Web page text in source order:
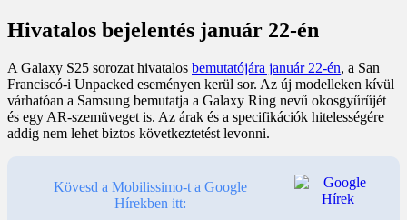
Hivatalos bejelentés január 22-én
A Galaxy S25 sorozat hivatalos bemutatójára január 22-én, a San
Franciscó-i Unpacked eseményen kerül sor. Az új modelleken kívül
várhatóan a Samsung bemutatja a Galaxy Ring nevű okosgyűrűjét
és egy AR-szemüveget is. Az árak és a specifikációk hitelességére
addig nem lehet biztos következtetést levonni.
Kövesd a Mobilissimo-t a Google
Hírekben itt: